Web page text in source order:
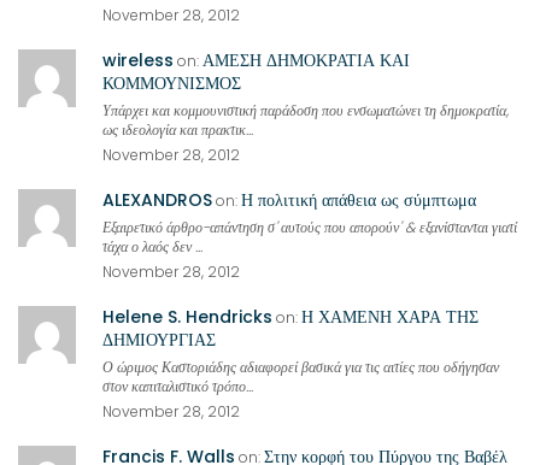
November 28, 2012
wireless on:ΑΜΕΣΗ ΔΗΜΟΚΡΑΤΙΑ ΚΑΙ
ΚΟΜΜΟΥΝΙΣΜΟΣ
Υπάρχει και κομμουνιστική παράδοση που ενσωματώνει τη δημοκρατία,
ως ιδεολογία και πρακτικ...
November 28, 2012
ALEXANDROSon:Η πολιτική απάθεια ως σύμπτωμα
Εξαιρετικό άρθρο-απάντηση σ' αυτούς που απορούν' & εξανίστανται γιατί
τάχα ο λαός δεν ...
November 28, 2012
Helene S. Hendricks on:Η ΧΑΜΕΝΗ ΧΑΡΑ ΤΗΣ
ΔΗΜΙΟΥΡΓΙΑΣ
Ο ώριμος Καστοριάδης αδιαφορεί βασικά για τις αιτίες που οδήγησαν
στον καπιταλιστικό τρόπο...
November 28, 2012
Francis F. Walls on:Στην κορφή του Πύργου της Βαβέλ